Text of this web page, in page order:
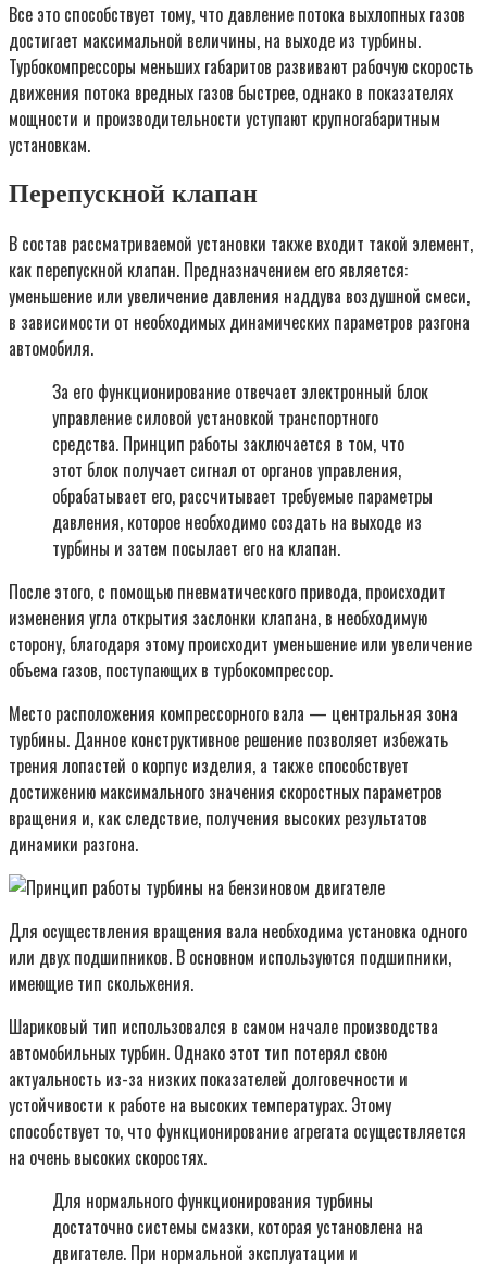
Все это способствует тому, что давление потока выхлопных газов
достигает максимальной величины, на выходе из турбины.
Турбокомпрессоры меньших габаритов развивают рабочую скорость
движения потока вредных газов быстрее, однако в показателях
мощности и производительности уступают крупногабаритным
установкам.
Перепускной клапан
В состав рассматриваемой установки также входит такой элемент,
как перепускной клапан. Предназначением его является:
уменьшение или увеличение давления наддува воздушной смеси,
в зависимости от необходимых динамических параметров разгона
автомобиля.
За его функционирование отвечает электронный блок
управление силовой установкой транспортного
средства. Принцип работы заключается в том, что
этот блок получает сигнал от органов управления,
обрабатывает его, рассчитывает требуемые параметры
давления, которое необходимо создать на выходе из
турбины и затем посылает его на клапан.
После этого, с помощью пневматического привода, происходит
изменения угла открытия заслонки клапана, в необходимую
сторону, благодаря этому происходит уменьшение или увеличение
объема газов, поступающих в турбокомпрессор.
Место расположения компрессорного вала — центральная зона
турбины. Данное конструктивное решение позволяет избежать
трения лопастей о корпус изделия, а также способствует
достижению максимального значения скоростных параметров
вращения и, как следствие, получения высоких результатов
динамики разгона.
Для осуществления вращения вала необходима установка одного
или двух подшипников. В основном используются подшипники,
имеющие тип скольжения.
Шариковый тип использовался в самом начале производства
автомобильных турбин. Однако этот тип потерял свою
актуальность из-за низких показателей долговечности и
устойчивости к работе на высоких температурах. Этому
способствует то, что функционирование агрегата осуществляется
на очень высоких скоростях.
Для нормального функционирования турбины
достаточно системы смазки, которая установлена на
двигателе. При нормальной эксплуатации и